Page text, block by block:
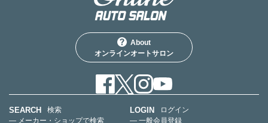
About
オンラインオートサロン
SEARCH
検索
— メーカー・ショップで検索
LOGIN
ログイン
— 一般会員登録